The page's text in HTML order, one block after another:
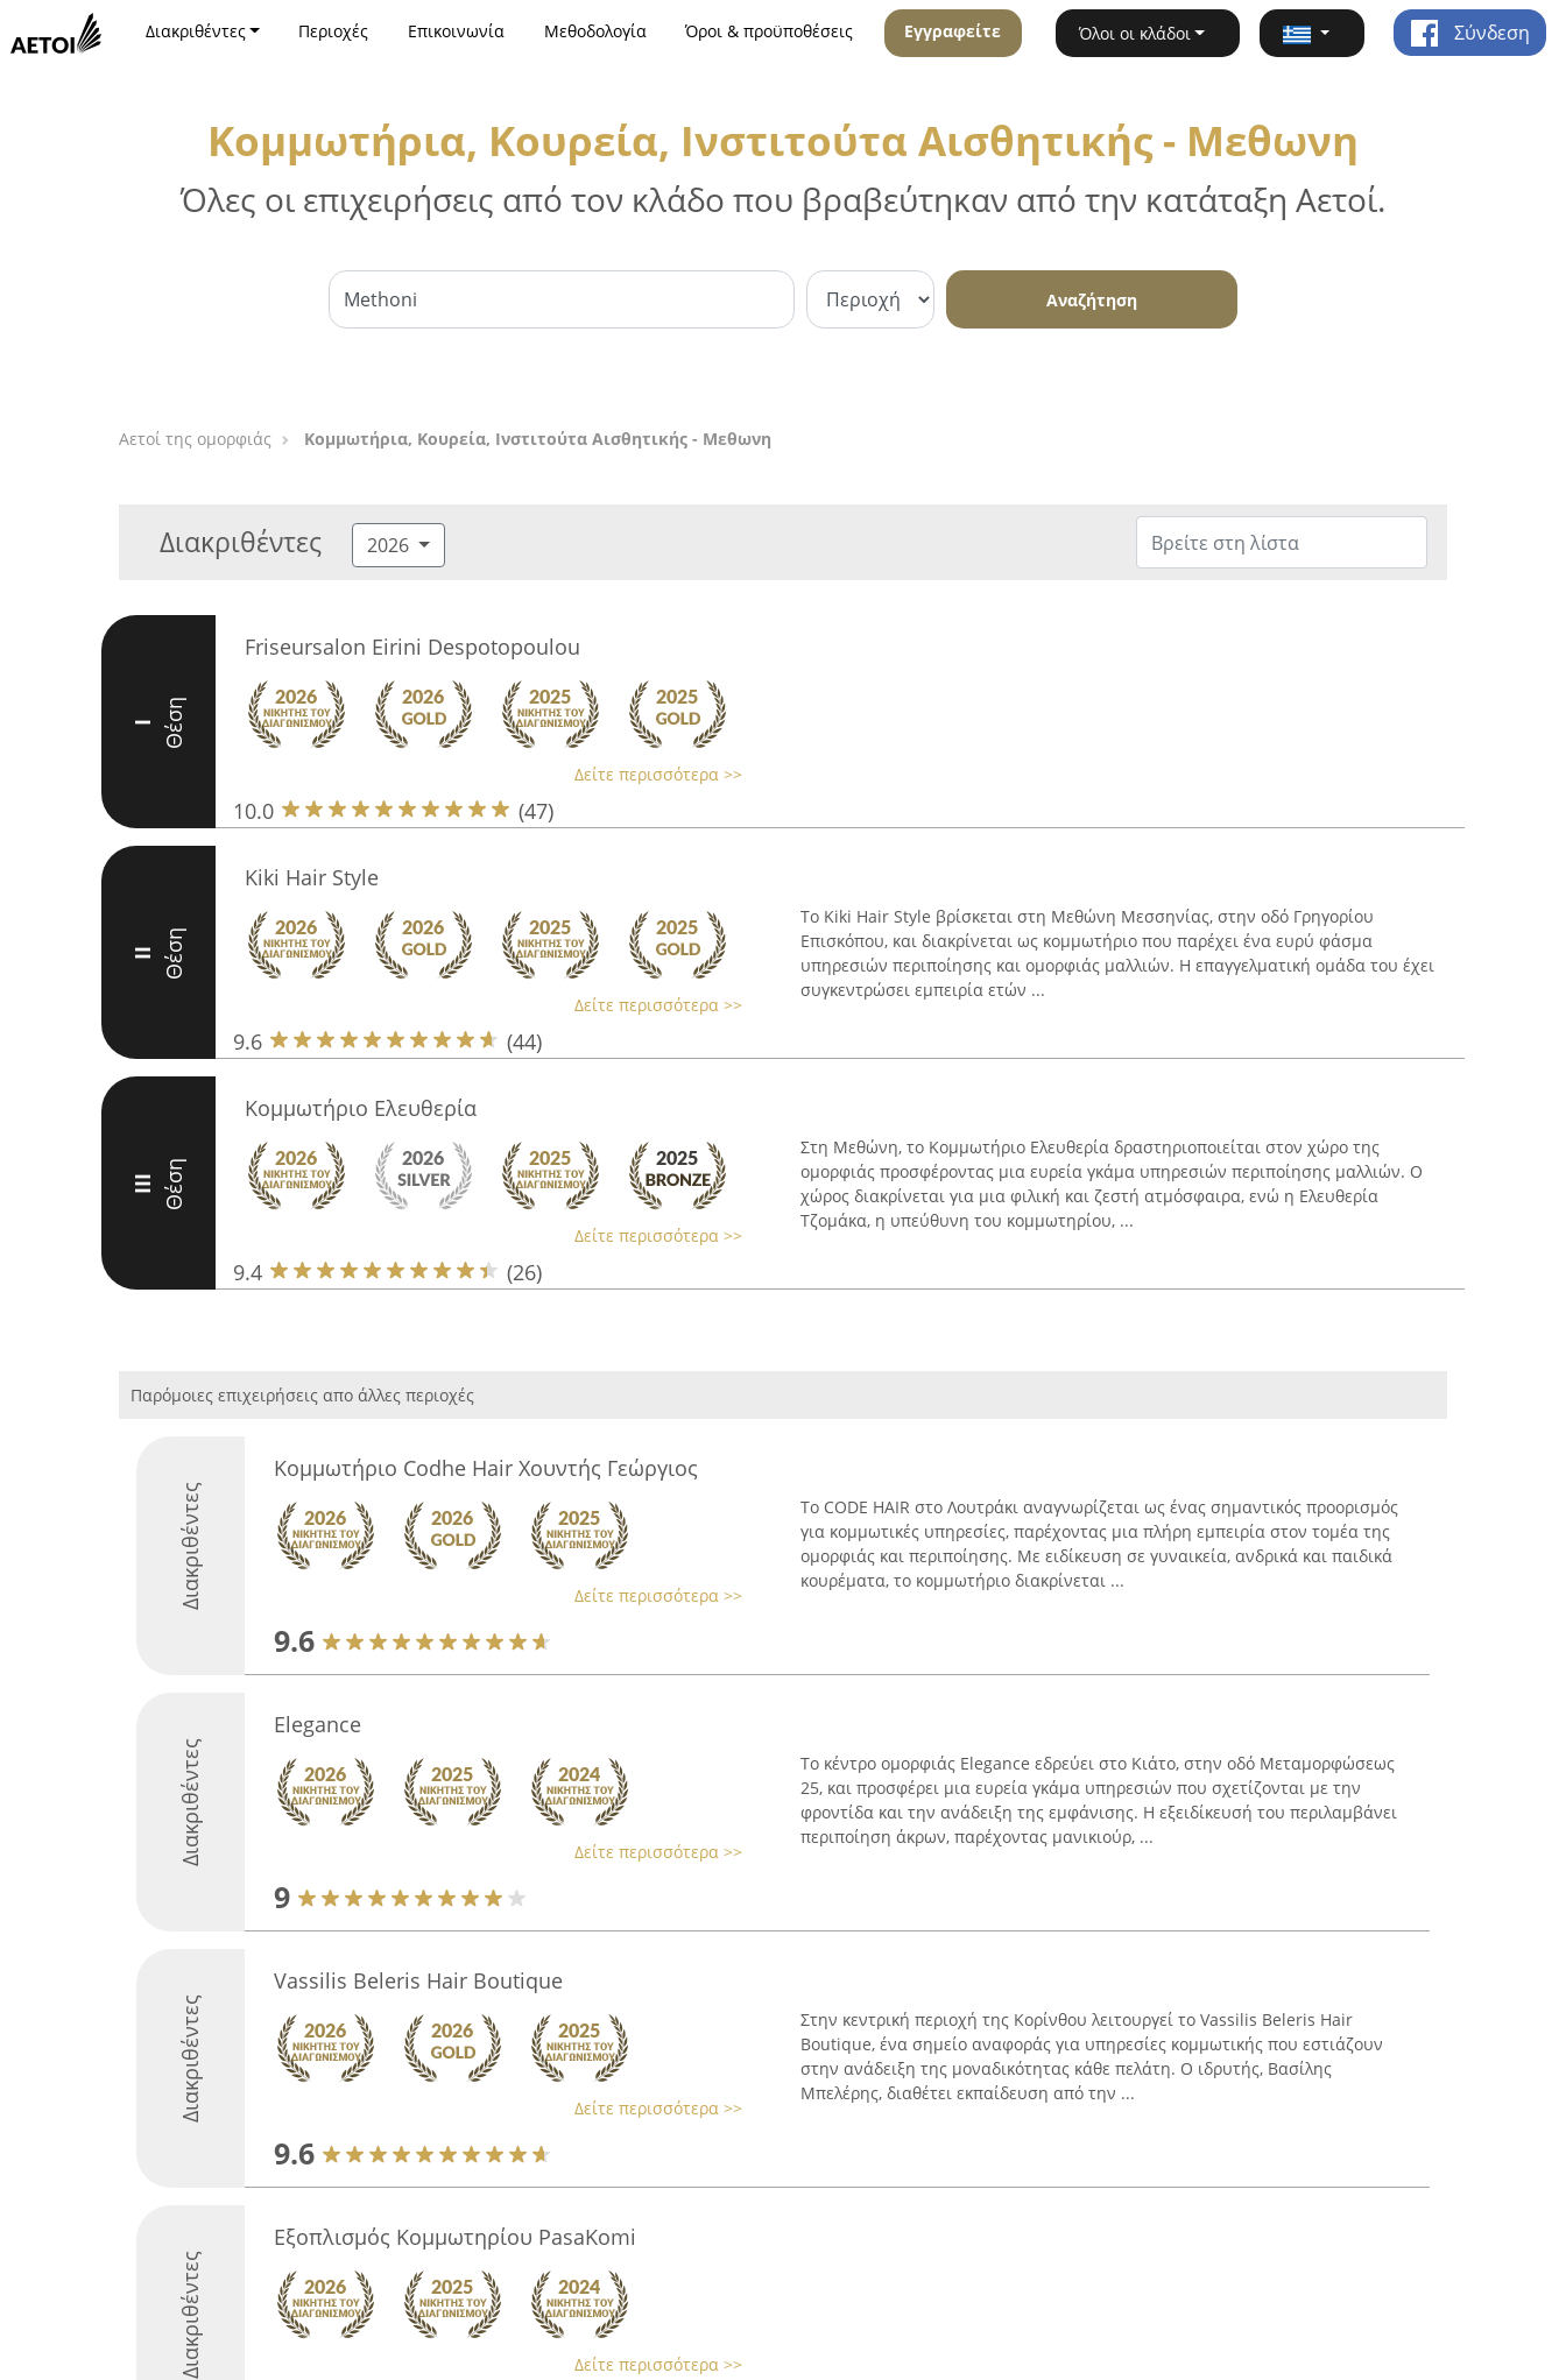
Διακριθέντες Περιοχές Επικοινωνία Μεθοδολογία Όροι & προϋποθέσεις Εγγραφείτε Όλοι οι κλάδοι Σύνδεση
Κομμωτήρια, Κουρεία, Ινστιτούτα Αισθητικής - Μεθωνη
Όλες οι επιχειρήσεις από τον κλάδο που βραβεύτηκαν από την κατάταξη Αετοί.
Αναζήτηση
Αετοί της ομορφιάς Κομμωτήρια, Κουρεία, Ινστιτούτα Αισθητικής - Μεθωνη
Διακριθέντες 2026
I Θέση
Friseursalon Eirini Despotopoulou
Δείτε περισσότερα >>
10.0 (47)
II Θέση
Kiki Hair Style
Δείτε περισσότερα >>
9.6 (44)
Το Kiki Hair Style βρίσκεται στη Μεθώνη Μεσσηνίας, στην οδό Γρηγορίου
Επισκόπου, και διακρίνεται ως κομμωτήριο που παρέχει ένα ευρύ φάσμα
υπηρεσιών περιποίησης και ομορφιάς μαλλιών. Η επαγγελματική ομάδα του έχει
συγκεντρώσει εμπειρία ετών ...
III Θέση
Κομμωτήριο Ελευθερία
Δείτε περισσότερα >>
9.4 (26)
Στη Μεθώνη, το Κομμωτήριο Ελευθερία δραστηριοποιείται στον χώρο της
ομορφιάς προσφέροντας μια ευρεία γκάμα υπηρεσιών περιποίησης μαλλιών. Ο
χώρος διακρίνεται για μια φιλική και ζεστή ατμόσφαιρα, ενώ η Ελευθερία
Τζομάκα, η υπεύθυνη του κομμωτηρίου, ...
Παρόμοιες επιχειρήσεις απο άλλες περιοχές
Διακριθέντες
Κομμωτήριο Codhe Hair Χουντής Γεώργιος
Δείτε περισσότερα >>
9.6
Το CODE HAIR στο Λουτράκι αναγνωρίζεται ως ένας σημαντικός προορισμός
για κομμωτικές υπηρεσίες, παρέχοντας μια πλήρη εμπειρία στον τομέα της
ομορφιάς και περιποίησης. Με ειδίκευση σε γυναικεία, ανδρικά και παιδικά
κουρέματα, το κομμωτήριο διακρίνεται ...
Διακριθέντες
Elegance
Δείτε περισσότερα >>
9
Το κέντρο ομορφιάς Elegance εδρεύει στο Κιάτο, στην οδό Μεταμορφώσεως
25, και προσφέρει μια ευρεία γκάμα υπηρεσιών που σχετίζονται με την
φροντίδα και την ανάδειξη της εμφάνισης. Η εξειδίκευσή του περιλαμβάνει
περιποίηση άκρων, παρέχοντας μανικιούρ, ...
Διακριθέντες
Vassilis Beleris Hair Boutique
Δείτε περισσότερα >>
9.6
Στην κεντρική περιοχή της Κορίνθου λειτουργεί το Vassilis Beleris Hair
Boutique, ένα σημείο αναφοράς για υπηρεσίες κομμωτικής που εστιάζουν
στην ανάδειξη της μοναδικότητας κάθε πελάτη. Ο ιδρυτής, Βασίλης
Μπελέρης, διαθέτει εκπαίδευση από την ...
Διακριθέντες
Εξοπλισμός Κομμωτηρίου PasaKomi
Δείτε περισσότερα >>